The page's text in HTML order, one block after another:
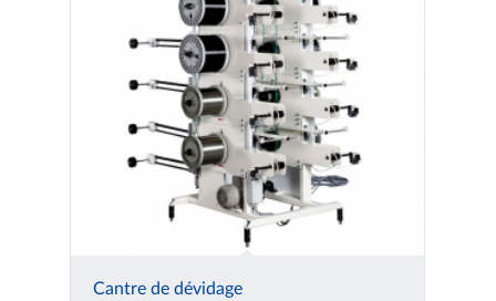
Cantre de dévidage